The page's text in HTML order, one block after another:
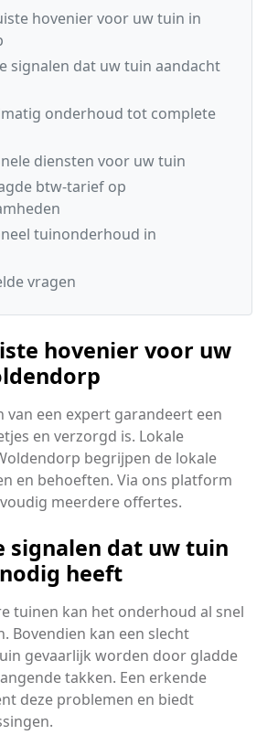
hovenier voor uw tuin in
signalen dat uw tuin aandacht
onderhoud tot complete
diensten voor uw tuin
btw-tarief op
tuinonderhoud in
vragen
hovenier voor uw
van een expert garandeert een
en verzorgd is. Lokale
begrijpen de lokale
en behoeften. Via ons platform
meerdere offertes.
signalen dat uw tuin
heeft
tuinen kan het onderhoud al snel
Bovendien kan een slecht
gevaarlijk worden door gladde
takken. Een erkende
deze problemen en biedt